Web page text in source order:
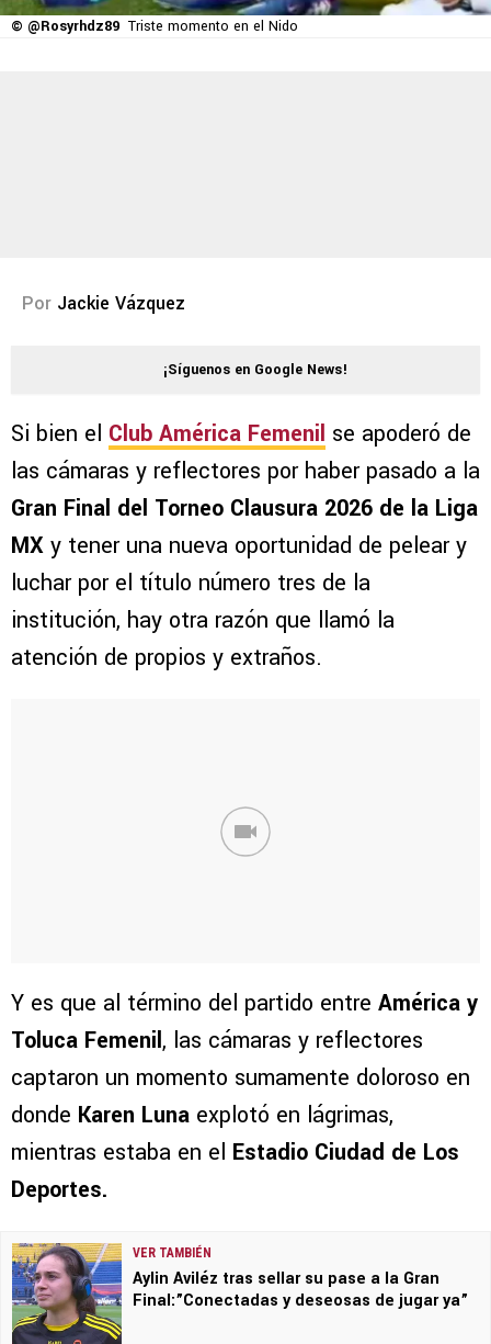
© @Rosyrhdz89 Triste momento en el Nido
Por Jackie Vázquez
¡Síguenos en Google News!
Si bien el Club América Femenil se apoderó de
las cámaras y reflectores por haber pasado a la
Gran Final del Torneo Clausura 2026 de la Liga
MX y tener una nueva oportunidad de pelear y
luchar por el título número tres de la
institución, hay otra razón que llamó la
atención de propios y extraños.
Y es que al término del partido entre América y
Toluca Femenil, las cámaras y reflectores
captaron un momento sumamente doloroso en
donde Karen Luna explotó en lágrimas,
mientras estaba en el Estadio Ciudad de Los
Deportes.
VER TAMBIÉN
Aylin Aviléz tras sellar su pase a la Gran
Final:”Conectadas y deseosas de jugar ya”